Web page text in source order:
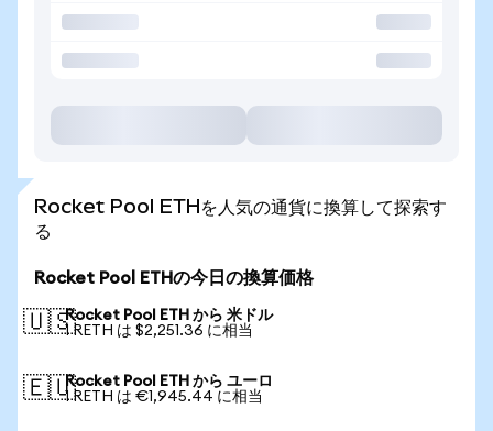
Rocket Pool ETHを人気の通貨に換算して探索す
る
Rocket Pool ETHの今日の換算価格
🇺🇸Rocket Pool ETH から 米ドル
1 RETH は $2,251.36 に相当
🇪🇺Rocket Pool ETH から ユーロ
1 RETH は €1,945.44 に相当